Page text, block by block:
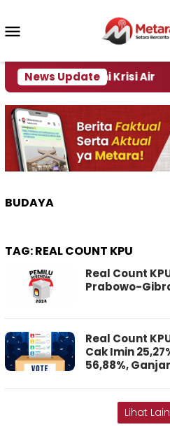
konten
News Update
Alami Krisi Air
BUDAYA
TAG:REAL COUNT KPU
Real Count
Prabowo-
Real Count
Cak Imin
56,88%,
Lihat